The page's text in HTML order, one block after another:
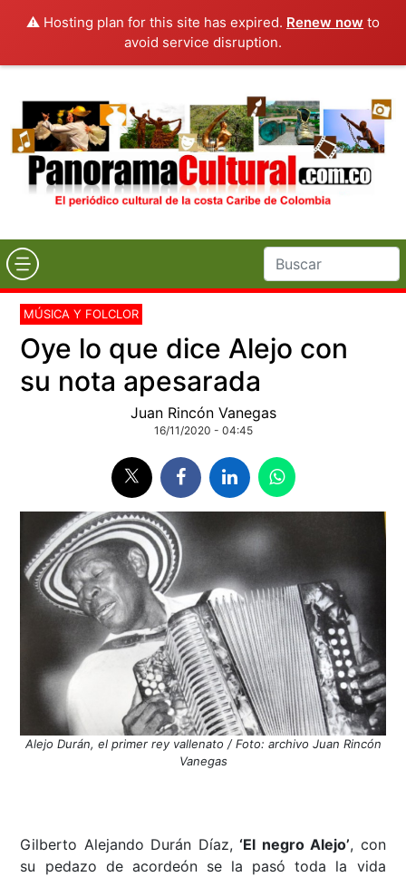
⚠️ Hosting plan for this site has expired. Renew now to
avoid service disruption.
MÚSICA Y FOLCLOR
Oye lo que dice Alejo con
su nota apesarada
Juan Rincón Vanegas
16/11/2020 - 04:45
Alejo Durán, el primer rey vallenato / Foto: archivo Juan Rincón
Vanegas
Gilberto Alejando Durán Díaz,‘El negro Alejo’, con
su pedazo de acordeón se la pasó toda la vida